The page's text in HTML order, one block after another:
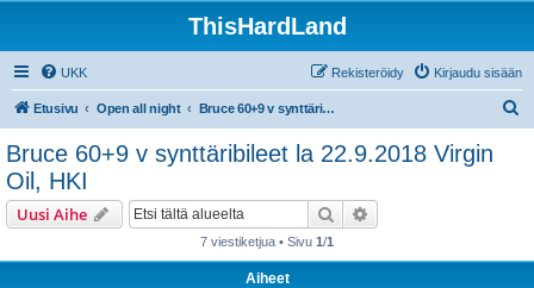
ThisHardLand
UKK Kirjaudu sisään
Rekisteröidy
Etusivu Open all night Bruce 60+9 v synttäribileet la 22.9.2018 Virgin Oil, HKI
Bruce 60+9 v synttäribileet la 22.9.2018 Virgin
Oil, HKI
Uusi Aihe Etsi
7 viestiketjua • Sivu 1/1
Aiheet